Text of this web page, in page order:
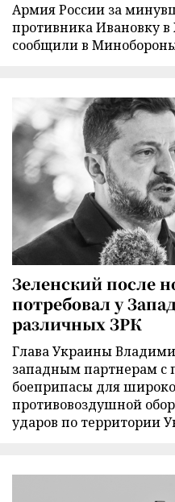
Армия России за
противника Ивановку в
сообщили в
Зеленский после
потребовал у
различных ЗРК
Глава Украины
западным партнерам с
боеприпасы для
противовоздушной
ударов по территории